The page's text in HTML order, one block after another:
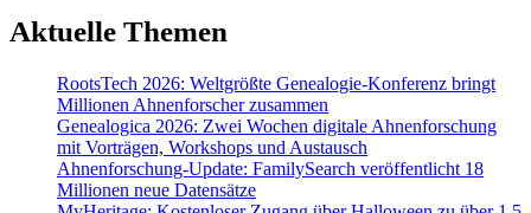
Aktuelle Themen
RootsTech 2026: Weltgrößte Genealogie-Konferenz bringt
Millionen Ahnenforscher zusammen
Genealogica 2026: Zwei Wochen digitale Ahnenforschung
mit Vorträgen, Workshops und Austausch
Ahnenforschung-Update: FamilySearch veröffentlicht 18
Millionen neue Datensätze